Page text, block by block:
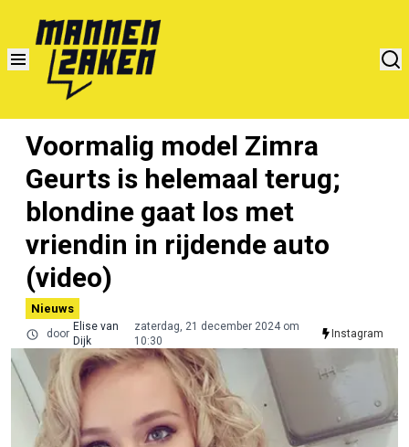
Voormalig model Zimra
Geurts is helemaal terug;
blondine gaat los met
vriendin in rijdende auto
(video)
Nieuws
door
Elise van
Dijk
zaterdag, 21 december 2024 om
10:30
Instagram